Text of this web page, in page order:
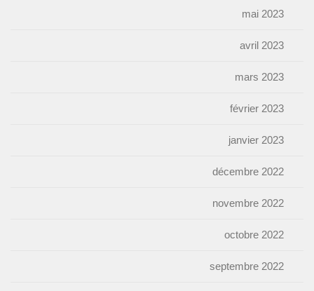
mai 2023
avril 2023
mars 2023
février 2023
janvier 2023
décembre 2022
novembre 2022
octobre 2022
septembre 2022